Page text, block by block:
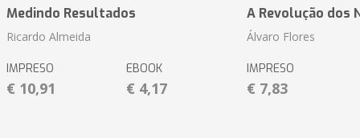
Medindo Resultados
Ricardo Almeida
IMPRESO
€ 10,91
EBOOK
€ 4,17
A Revolução dos
Álvaro Flores
IMPRESO
€ 7,83